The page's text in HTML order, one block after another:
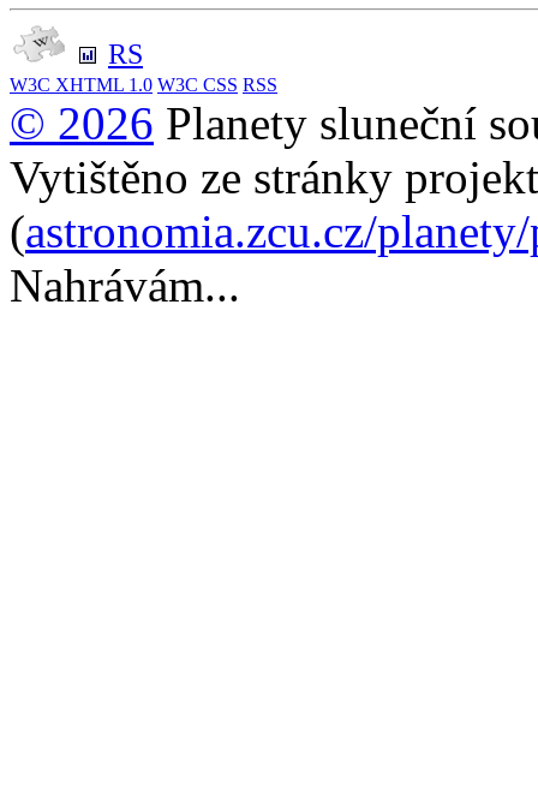
RS
W3C XHTML 1.0 W3C CSS RSS
© 2026 Planety sluneční
Vytištěno ze stránky
(astronomia.zcu.cz/
Nahrávám...